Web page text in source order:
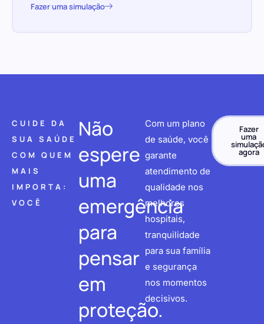
Fazer uma simulação
CUIDE DA
SUA SAÚDE
COM QUEM
MAIS
IMPORTA:
VOCÊ
Não
espere
uma
emergência
para
pensar
em
proteção.
Com um plano
de saúde, você
garante
atendimento de
qualidade nos
melhores
hospitais,
tranquilidade
para sua família
e segurança
nos momentos
decisivos.
Fazer
uma
agora